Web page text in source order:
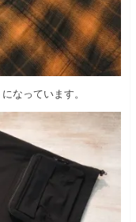
なっています。